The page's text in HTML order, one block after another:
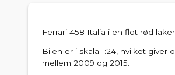
Ferrari 458 Italia i en flot rød
Bilen er i skala 1:24, hvilket giver
mellem 2009 og 2015.